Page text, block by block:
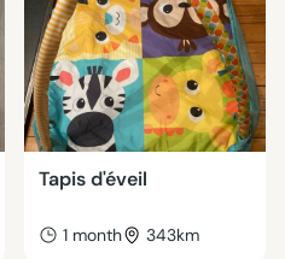
Tapis d'éveil
1 month 343km